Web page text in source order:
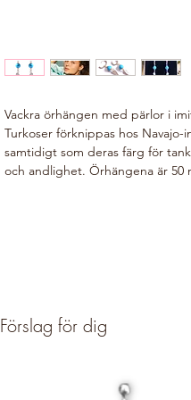
Vackra örhängen med pärlor i
Turkoser förknippas hos
samtidigt som deras färg för
och andlighet. Örhängena är 50
Förslag för dig